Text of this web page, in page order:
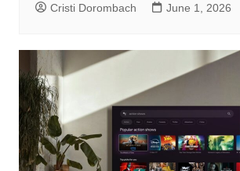
Cristi Dorombach June 1, 2026